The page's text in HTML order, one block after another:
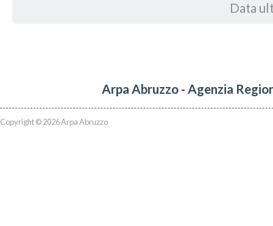
Data
Arpa Abruzzo - Agenzia
Copyright © 2026 Arpa Abruzzo